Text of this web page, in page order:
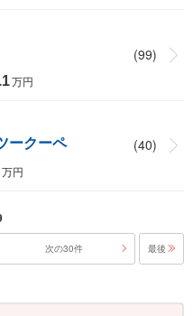
(99)
.1万円
ークーペ (40)
万円
次の30件 最後